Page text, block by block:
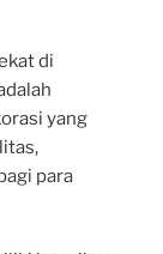
di
yang
para